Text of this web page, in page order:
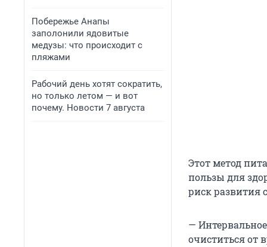
Побережье Анапы
заполонили ядовитые
медузы: что происходит с
пляжами
Рабочий день хотят сократить,
но только летом — и вот
почему. Новости 7 августа
Этот метод
пользы для
риск развития
—
очиститься от